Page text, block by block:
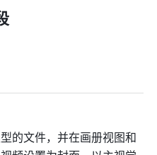
的文件，并在画册视图和